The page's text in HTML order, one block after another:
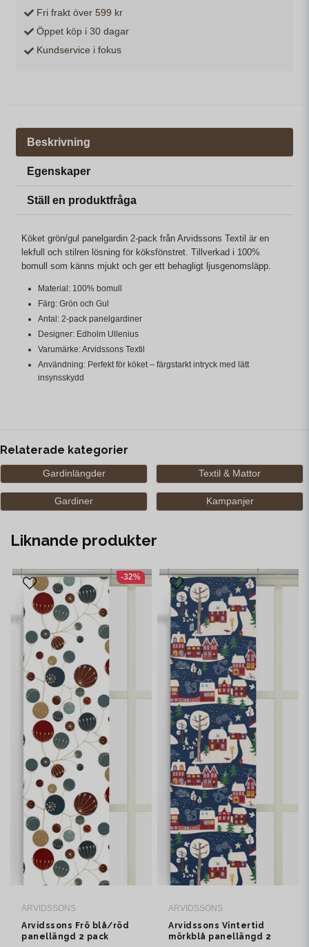
Fri frakt över 599 kr
Öppet köp i 30 dagar
Kundservice i fokus
Beskrivning
Egenskaper
Ställ en produktfråga
Köket grön/gul panelgardin 2-pack från Arvidssons Textil är en
lekfull och stilren lösning för köksfönstret. Tillverkad i 100%
bomull som känns mjukt och ger ett behagligt ljusgenomsläpp.
Material: 100% bomull
Färg: Grön och Gul
Antal: 2-pack panelgardiner
Designer: Edholm Ullenius
Varumärke: Arvidssons Textil
Användning: Perfekt för köket – färgstarkt intryck med lätt
insynsskydd
Relaterade kategorier
Gardinlängder Textil & Mattor
Gardiner Kampanjer
Liknande produkter
ARVIDSSONS
Arvidssons Frö blå/röd
panellängd 2 pack
-32%
ARVIDSSONS
Arvidssons Vintertid
mörkblå panellängd 2